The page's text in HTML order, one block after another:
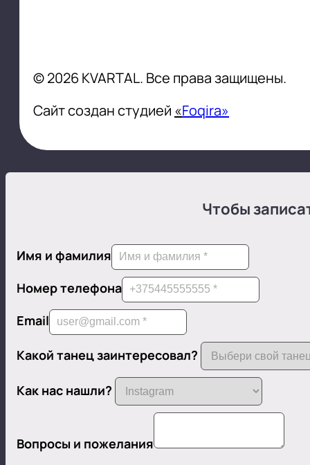
© 2026 KVARTAL. Все права защищены.
Сайт создан студией «Foqira»
Чтобы
Имя и фамилия
Номер телефона
Email
Какой танец заинтересовал?
Как нас нашли?
Вопросы и пожелания